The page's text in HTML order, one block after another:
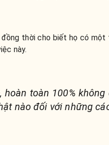
đồng thời cho biết họ có
này.
hoàn toàn 100%
nào đối với những